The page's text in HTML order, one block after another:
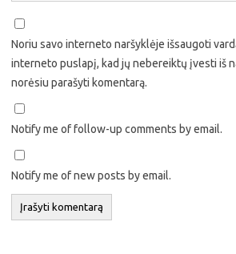
Noriu savo interneto naršyklėje išsaugoti
interneto puslapį, kad jų nebereiktų įvesti iš
norėsiu parašyti komentarą.
Notify me of follow-up comments by email.
Notify me of new posts by email.